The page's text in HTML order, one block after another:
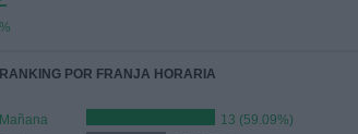
RANKING POR FRANJA HORARIA
Mañana
13 (59.09%)